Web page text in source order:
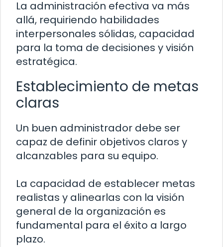
La administración efectiva va más
allá, requiriendo habilidades
interpersonales sólidas, capacidad
para la toma de decisiones y visión
estratégica.
Establecimiento de metas
claras
Un buen administrador debe ser
capaz de definir objetivos claros y
alcanzables para su equipo.
La capacidad de establecer metas
realistas y alinearlas con la visión
general de la organización es
fundamental para el éxito a largo
plazo.